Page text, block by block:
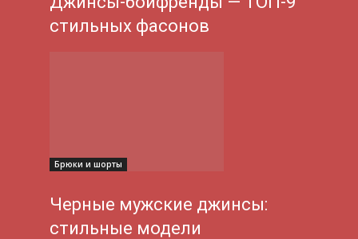
стильных фасонов
Брюки и шорты
Черные мужские джинсы:
стильные модели